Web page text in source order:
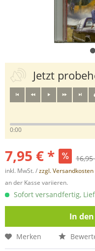
Jetzt
0:00
7,95 € *
inkl. MwSt. /zzgl. Versandkosten
an der Kasse variieren.
Sofort versandfertig,
In den
Merken